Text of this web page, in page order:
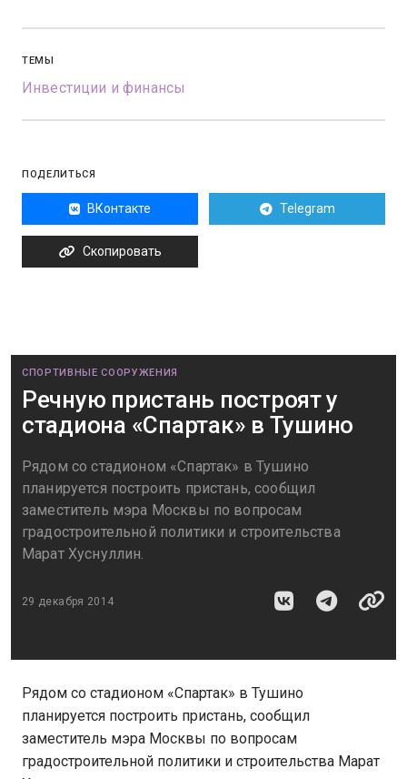
ТЕМЫ
Инвестиции и финансы
ПОДЕЛИТЬСЯ
ВКонтакте Telegram
Скопировать
СПОРТИВНЫЕ СООРУЖЕНИЯ
Речную пристань построят у
стадиона «Спартак» в Тушино
Рядом со стадионом «Спартак» в Тушино
планируется построить пристань, сообщил
заместитель мэра Москвы по вопросам
градостроительной политики и строительства
Марат Хуснуллин.
29 декабря 2014
Рядом со стадионом «Спартак» в Тушино
планируется построить пристань, сообщил
заместитель мэра Москвы по вопросам
градостроительной политики и строительства Марат